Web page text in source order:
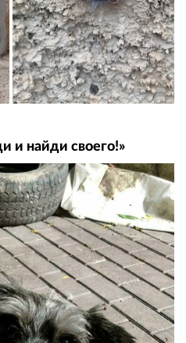
и найди своего!»